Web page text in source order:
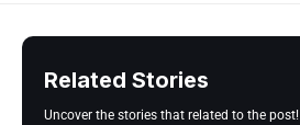
Related Stories
Uncover the stories that related to the post!